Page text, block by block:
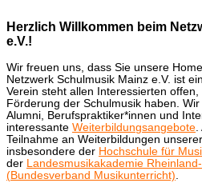
Herzlich Willkommen beim
e.V.!
Wir freuen uns, dass Sie unsere
Netzwerk Schulmusik Mainz e.V. ist
Verein steht allen Interessierten
Förderung der Schulmusik haben.
Alumni, Berufspraktiker*innen und
interessante Weiterbildungsangebote.
Teilnahme an Weiterbildungen
insbesondere der Hochschule für
der Landesmusikakademie
(Bundesverband Musikunterricht).